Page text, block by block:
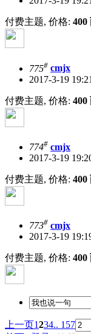
付费主题, 价格: 400
775# cmjx
2017-3-19
付费主题, 价格: 400
774# cmjx
2017-3-19
付费主题, 价格: 400
773# cmjx
2017-3-19
付费主题, 价格: 400
上一页 1234.. 157